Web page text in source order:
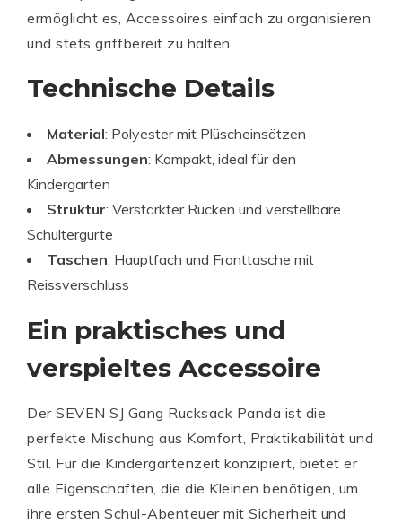
ermöglicht es, Accessoires einfach zu organisieren
und stets griffbereit zu halten.
Technische Details
Material: Polyester mit Plüscheinsätzen
Abmessungen: Kompakt, ideal für den
Kindergarten
Struktur: Verstärkter Rücken und verstellbare
Schultergurte
Taschen: Hauptfach und Fronttasche mit
Reissverschluss
Ein praktisches und
verspieltes Accessoire
Der SEVEN SJ Gang Rucksack Panda ist die
perfekte Mischung aus Komfort, Praktikabilität und
Stil. Für die Kindergartenzeit konzipiert, bietet er
alle Eigenschaften, die die Kleinen benötigen, um
ihre ersten Schul-Abenteuer mit Sicherheit und